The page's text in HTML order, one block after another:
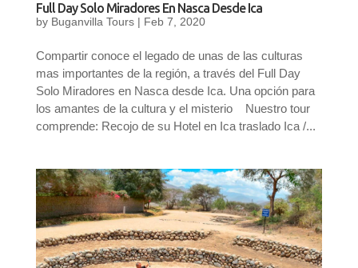
Full Day Solo Miradores En Nasca Desde Ica
by Buganvilla Tours| Feb 7, 2020
Compartir conoce el legado de unas de las culturas
mas importantes de la región, a través del Full Day
Solo Miradores en Nasca desde Ica. Una opción para
los amantes de la cultura y el misterio Nuestro tour
comprende: Recojo de su Hotel en Ica traslado Ica /...